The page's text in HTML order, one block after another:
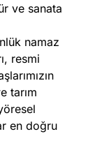
ve sanata
namaz
resmi
tarım
en doğru